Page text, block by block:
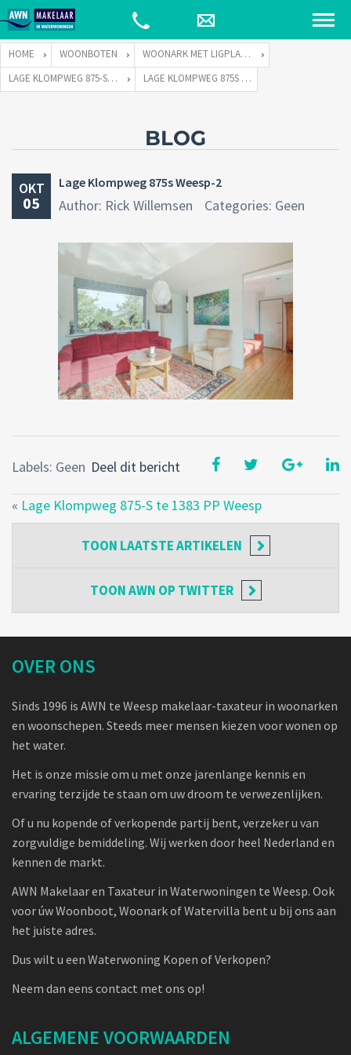
HOME WOONBOTEN
WOONARK MET LIGPLAATS
LAGE KLOMPWEG 875-S TE 1383 PP WEESP
LAGE KLOMPWEG 875S WEESP-2
BLOG
OKT
05
Lage Klompweg 875s Weesp-2
Author: Rick Willemsen Categories: Geen
Deel dit bericht
Labels: Geen
« Lage Klompweg 875-S te 1383 PP Weesp
TOON LAATSTE ARTIKELEN
TOONAWN OP TWITTER
OVER ONS
Sinds 1996 is AWN te Weesp makelaar-taxateur in woonarken
en woonschepen. Steeds meer mensen kiezen voor wonen op
het water.
Het is onze missie om u met onze jarenlange kennis en
ervaring terzijde te staan om uw droom te verwezenlijken.
Of u nu kopende of verkopende partij bent, verzeker u van
zorgvuldige bemiddeling. Wij werken door heel Nederland en
kennen de markt.
AWN Makelaar en Taxateur in Waterwoningen te Weesp. Ook
voor úw Woonboot, Woonark of Watervilla bent u bij ons aan
het juiste adres.
Dus wilt u een Waterwoning Kopen of Verkopen?
Neem dan eens contact met ons op!
ALGEMENE VOORWAARDEN